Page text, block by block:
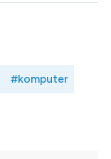
#komputer